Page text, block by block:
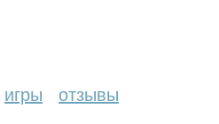
игры отзывы